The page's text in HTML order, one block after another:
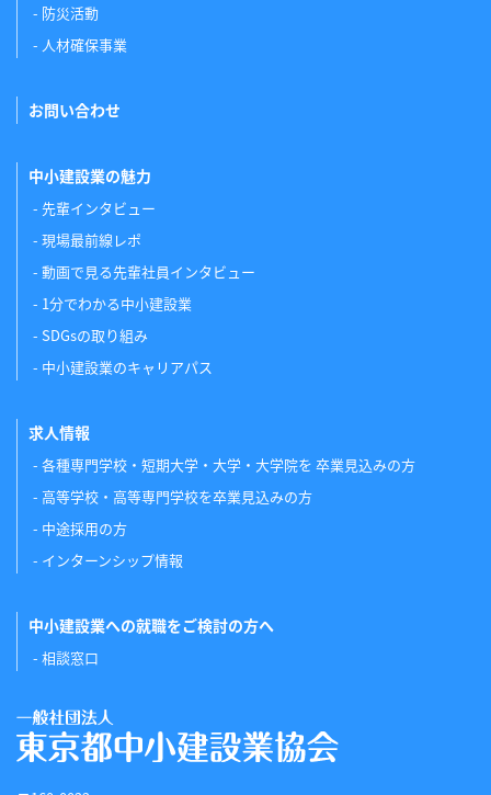
防災活動
人材確保事業
お問い合わせ
中小建設業の魅力
先輩インタビュー
現場最前線レポ
動画で見る先輩社員インタビュー
1分でわかる中小建設業
SDGsの取り組み
中小建設業のキャリアパス
求人情報
各種専門学校・短期大学・大学・大学院を 卒業見込みの方
高等学校・高等専門学校を卒業見込みの方
中途採用の方
インターンシップ情報
中小建設業への就職をご検討の方へ
相談窓口